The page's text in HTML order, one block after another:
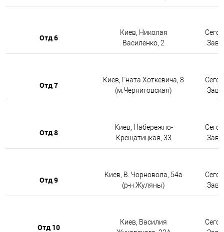
Отд 6
Киев, Николая
Василенко, 2
Отд 7
Киев, Гната Хоткевича, 8
(м.Черниговская)
Отд 8
Киев, Набережно-
Крещатицкая, 33
Отд 9
Киев, В. Чорновола, 54а
(р-н Жуляны)
Отд 10
Киев, Василия